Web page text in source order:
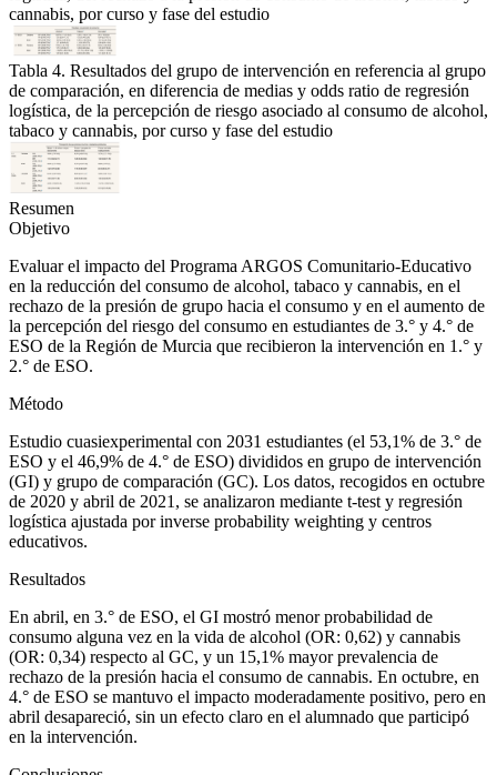
cannabis, por curso y fase del estudio
Tabla 4. Resultados del grupo de intervención en referencia al grupo
de comparación, en diferencia de medias y odds ratio de regresión
logística, de la percepción de riesgo asociado al consumo de alcohol,
tabaco y cannabis, por curso y fase del estudio
Resumen
Objetivo
Evaluar el impacto del Programa ARGOS Comunitario-Educativo
en la reducción del consumo de alcohol, tabaco y cannabis, en el
rechazo de la presión de grupo hacia el consumo y en el aumento de
la percepción del riesgo del consumo en estudiantes de 3.° y 4.° de
ESO de la Región de Murcia que recibieron la intervención en 1.° y
2.° de ESO.
Método
Estudio cuasiexperimental con 2031 estudiantes (el 53,1% de 3.° de
ESO y el 46,9% de 4.° de ESO) divididos en grupo de intervención
(GI) y grupo de comparación (GC). Los datos, recogidos en octubre
de 2020 y abril de 2021, se analizaron mediante t-test y regresión
logística ajustada porinverse probability weighting y centros
educativos.
Resultados
En abril, en 3.° de ESO, el GI mostró menor probabilidad de
consumo alguna vez en la vida de alcohol (OR: 0,62) y cannabis
(OR: 0,34) respecto al GC, y un 15,1% mayor prevalencia de
rechazo de la presión hacia el consumo de cannabis. En octubre, en
4.° de ESO se mantuvo el impacto moderadamente positivo, pero en
abril desapareció, sin un efecto claro en el alumnado que participó
en la intervención.